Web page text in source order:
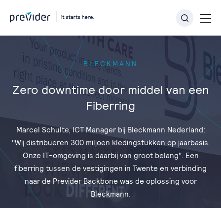
BLECKMANN
Zero downtime door middel van een
Fiberring
Marcel Schulte, ICT Manager bij Bleckmann Nederland:
"Wij distribueren 300 miljoen kledingstukken op jaarbasis.
Onze IT-omgeving is daarbij van groot belang". Een
fiberring tussen de vestigingen in Twente en verbinding
naar de Previder Backbone was de oplossing voor
Bleckmann.